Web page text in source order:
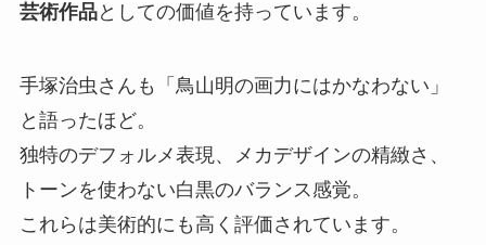
芸術作品としての価値を持っています。
手塚治虫さんも「鳥山明の画力にはかなわない」
と語ったほど。
独特のデフォルメ表現、メカデザインの精緻さ、
トーンを使わない白黒のバランス感覚。
これらは美術的にも高く評価されています。